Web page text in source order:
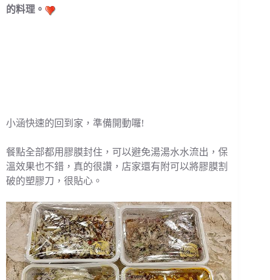
的料理。
小涵快速的回到家，準備開動囉!
餐點全部都用膠膜封住，可以避免湯湯水水流出，保
溫效果也不錯，真的很讚，店家還有附可以將膠膜割
破的塑膠刀，很貼心。